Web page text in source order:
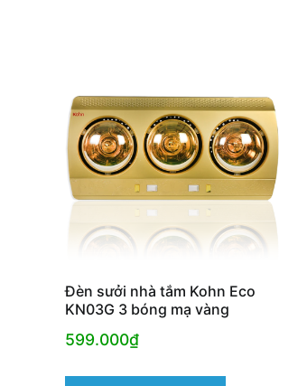
Đèn sưởi nhà tắm Kohn Eco
KN03G 3 bóng mạ vàng
599.000₫